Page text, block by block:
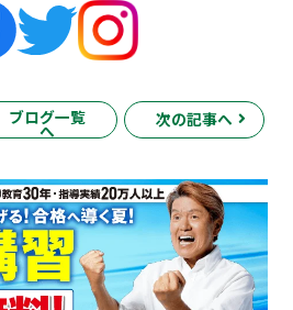
ブログ一覧
へ
次の記事へ